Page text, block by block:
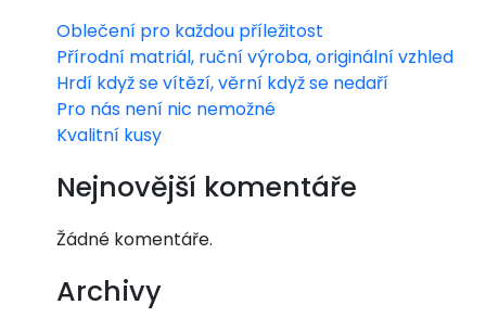
Oblečení pro každou příležitost
Přírodní matriál, ruční výroba, originální vzhled
Hrdí když se vítězí, věrní když se nedaří
Pro nás není nic nemožné
Kvalitní kusy
Nejnovější komentáře
Žádné komentáře.
Archivy